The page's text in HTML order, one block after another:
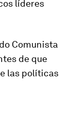
líderes
Comunista
de que
las políticas